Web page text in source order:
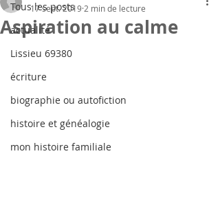
Tous les posts
actualité
Lissieu 69380
écriture
biographie ou autofiction
histoire et généalogie
mon histoire familiale
Aspiration au calme
17 sept. 2019 2 min de lecture